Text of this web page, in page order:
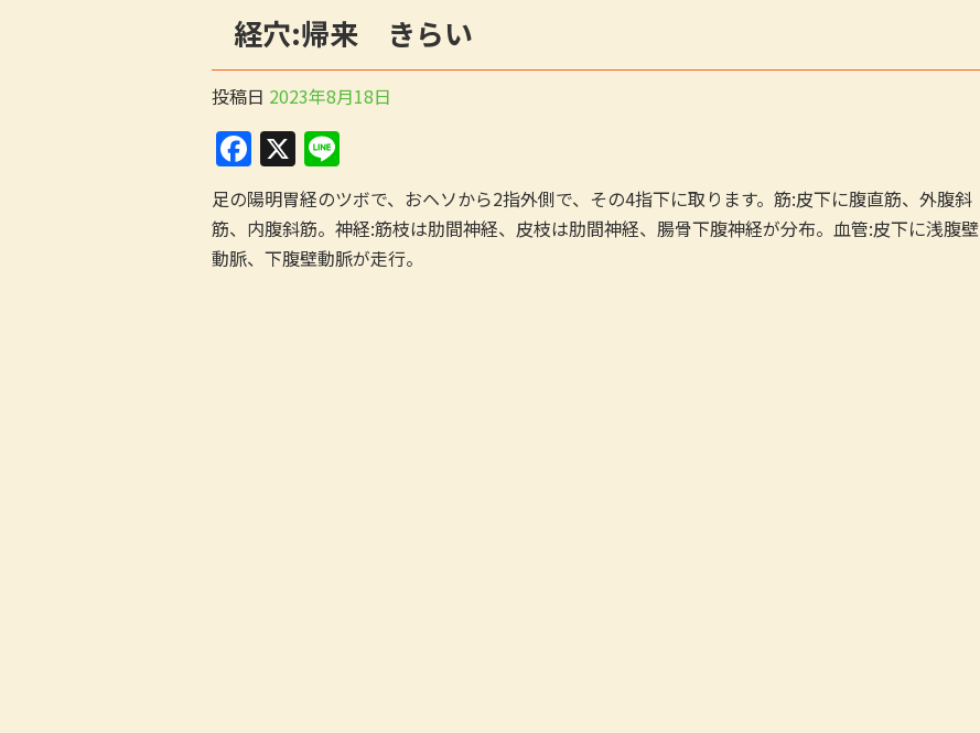
b
o
o
k
経穴:帰来 きらい
投稿日 2023年8月18日
F
a
c
e
X
n
e
足の陽明胃経のツボで、おヘソから2指外側で、その4指下に取ります。筋:皮下に腹直筋、外腹斜
筋、内腹斜筋。神経:筋枝は肋間神経、皮枝は肋間神経、腸骨下腹神経が分布。血管:皮下に浅腹壁
動脈、下腹壁動脈が走行。